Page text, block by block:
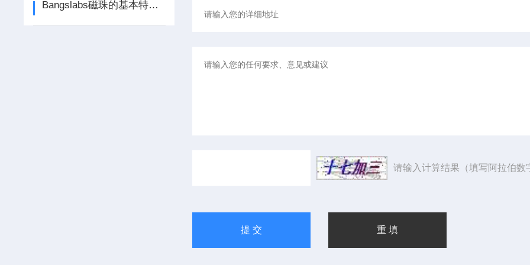
Bangslabs磁珠的基本特性及制造工艺
请输入计算结果（填写阿拉伯数